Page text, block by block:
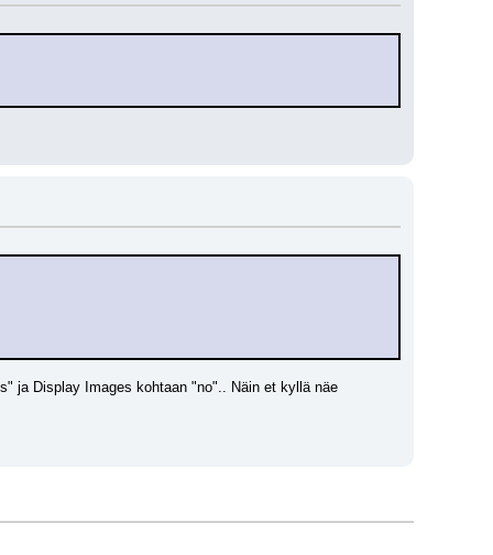
ja Display Images kohtaan "no".. Näin et kyllä näe